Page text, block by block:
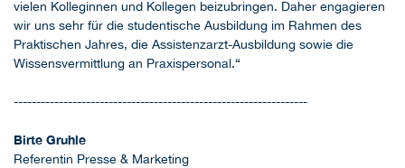
vielen Kolleginnen und Kollegen beizubringen. Daher engagieren
wir uns sehr für die studentische Ausbildung im Rahmen des
Praktischen Jahres, die Assistenzarzt-Ausbildung sowie die
Wissensvermittlung an Praxispersonal.“
-----------------------------------------------------------------
Birte Gruhle
Referentin Presse & Marketing